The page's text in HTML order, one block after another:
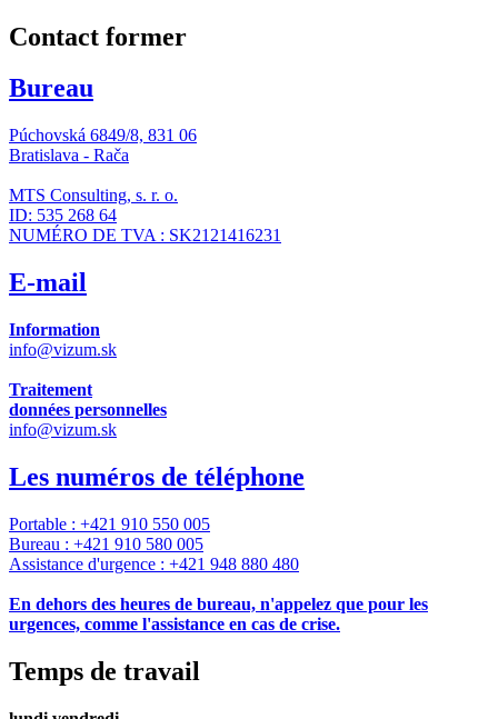
Contact former
Bureau
Púchovská 6849/8, 831 06
Bratislava - Rača
MTS Consulting, s. r. o.
ID: 535 268 64
NUMÉRO DE TVA : SK2121416231
E-mail
Information
info@vizum.sk
Traitement
données personnelles
info@vizum.sk
Les numéros de téléphone
Portable : +421 910 550 005
Bureau : +421 910 580 005
Assistance d'urgence : +421 948 880 480
En dehors des heures de bureau, n'appelez que pour les
urgences, comme l'assistance en cas de crise.
Temps de travail